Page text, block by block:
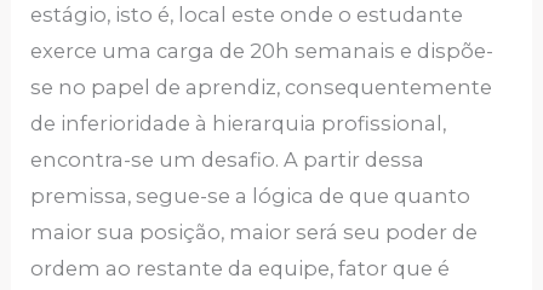
estágio, isto é, local este onde o estudante
exerce uma carga de 20h semanais e dispõe-
se no papel de aprendiz, consequentemente
de inferioridade à hierarquia profissional,
encontra-se um desafio. A partir dessa
premissa, segue-se a lógica de que quanto
maior sua posição, maior será seu poder de
ordem ao restante da equipe, fator que é